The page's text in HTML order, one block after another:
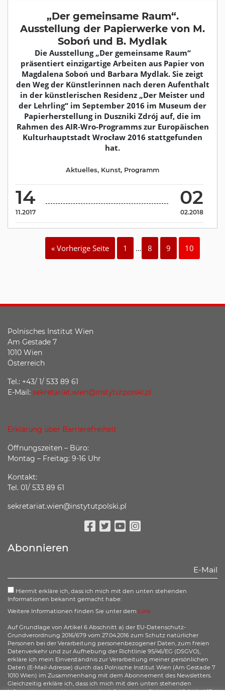
„Der gemeinsame Raum“.
Ausstellung der Papierwerke von M.
Soboń und B. Mydlak
Die Ausstellung „Der gemeinsame Raum“
präsentiert einzigartige Arbeiten aus Papier von
Magdalena Soboń und Barbara Mydlak. Sie zeigt
den Weg der Künstlerinnen nach deren Aufenthalt
in der künstlerischen Residenz „Der Meister und
der Lehrling“ im September 2016 im Museum der
Papierherstellung in Duszniki Zdrój auf, die im
Rahmen des AIR-Wro-Programms zur Europäischen
Kulturhauptstadt Wrocław 2016 stattgefunden
hat.
14
11.2017
02
02.2018
Aktuelles, Kunst, Programm
« Vorherige Seite 1 … 8 9 10
Polnisches Institut Wien
Am Gestade 7
1010 Wien
Österreich
Tel.: +43/ 1/ 533 89 61
E-Mail: sekretariat.wien@instytutpolski.pl
Erklärung über Barrierefreiheit
Öffnungszeiten – Büro:
Montag – Freitag: 9-16 Uhr
Kontakt:
Tel. 01/ 533 89 61
sekretariat.wien@instytutpolski.pl
Abonnieren
Hiermit erkläre ich, dass ich mich mit den unten stehenden
Informationen bekannt gemacht habe:
Weitere Informationen finden Sie unter dem Link
Auf Grundlage von Artikel 6 Abschnitt a) der EU-Datenschutz-
Grundverordnung 2016/679 vom 27.04.2016 zum Schutz natürlicher
Personen bei der Verarbeitung personenbezogener Daten, zum freien
Datenverkehr und zur Aufhebung der Richtlinie 95/46/EG (DSGVO),
erkläre ich mein Einverständnis zur Verarbeitung meiner persönlichen
Daten (E-Mail-Adresse) durch das Polnische Institut Wien (Am Gestade 7
1010 Wien) im Zusammenhang mit dem Abonnement des Newsletters.
Gleichzeitig erkläre ich, dass ich mich mit den unten stehenden
Informationen zur Umsetzung der Informationspflicht gemäß Artikel 13